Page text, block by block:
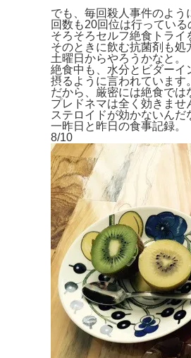
でも、毎回殺人事件のよう
回数も20回位は行っている
そろそろセルフ絶食トライ
そのときに飲む抗菌剤も処
土曜日からやろうかなと。
絶食中も、水分とビダーイ
摂るように言われています。
だから、厳密には絶食では
プレドネマは全く効きませ
ステロイドが効かないんだ
一昨日と昨日の食事記録。
8/10